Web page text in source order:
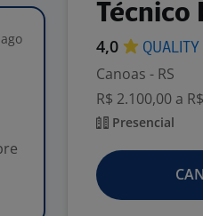
Técnico
4,0 QUALITY
Canoas - RS
R$ 2.100,00 a
Presencial